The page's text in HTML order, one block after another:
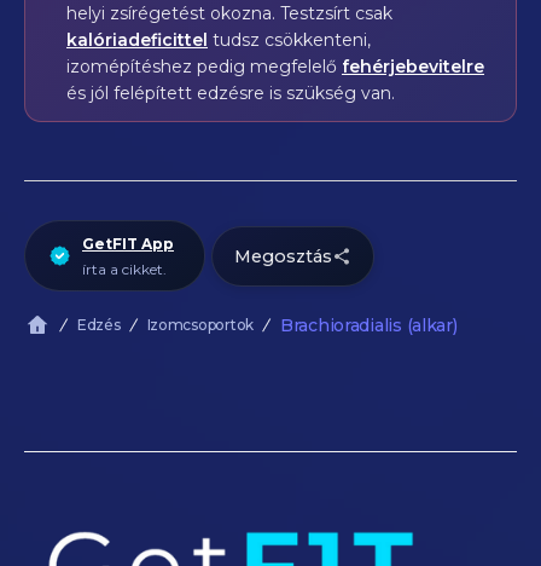
helyi zsírégetést okozna. Testzsírt csak
kalóriadeficittel tudsz csökkenteni,
izomépítéshez pedig megfelelő fehérjebevitelre
és jól felépített edzésre is szükség van.
GetFIT App
írta a cikket.
Megosztás
Edzés Izomcsoportok Brachioradialis (alkar)